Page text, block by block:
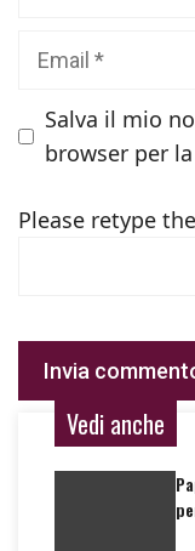
Salva il mio
browser per
Please retype
Vedi anche